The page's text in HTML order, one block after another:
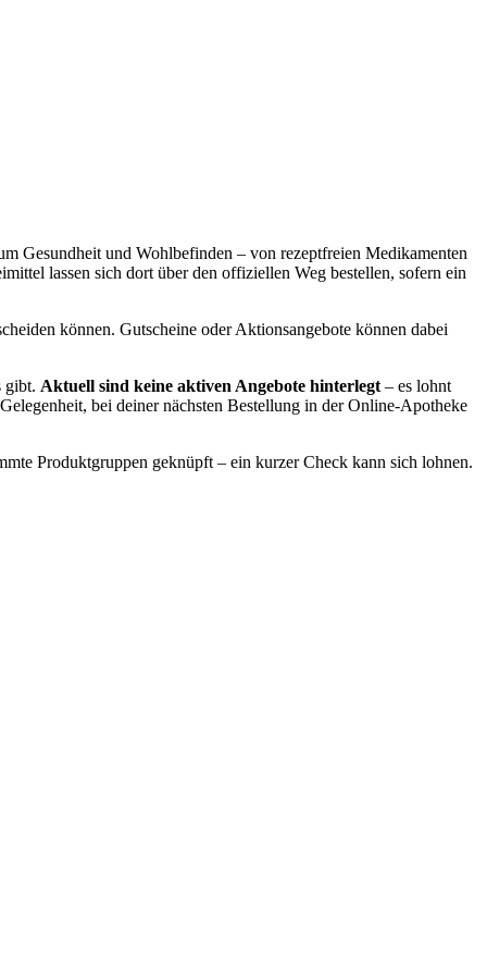
Gesundheit und Wohlbefinden – von rezeptfreien Medikamenten
lassen sich dort über den offiziellen Weg bestellen, sofern ein
können. Gutscheine oder Aktionsangebote können dabei
gibt. Aktuell sind keine aktiven Angebote hinterlegt – es lohnt
bei deiner nächsten Bestellung in der Online-Apotheke
Produktgruppen geknüpft – ein kurzer Check kann sich lohnen.